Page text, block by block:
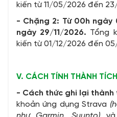
kiến từ 11/05/2026 đến
- Chặng 2: Từ 00h ngày
ngày 29/11/2026. Tổng
kiến từ 01/12/2026 đến
V. CÁCH TÍNH THÀNH
- Cách thức ghi lại thành
khoản ứng dụng Strava